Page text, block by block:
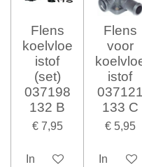
Flens
koelvloe
istof
(set)
037198
132 B
€ 7,95
In winkelwagen
Flens
voor
istof
037121
133 C
€ 5,95
In